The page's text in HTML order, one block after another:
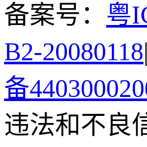
备案号： 粤
B2-20080118|
备
违法和不良